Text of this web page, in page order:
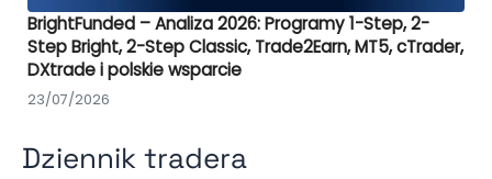
BrightFunded – Analiza 2026: Programy 1-Step, 2-
Step Bright, 2-Step Classic, Trade2Earn, MT5, cTrader,
DXtrade i polskie wsparcie
23/07/2026
Dziennik tradera